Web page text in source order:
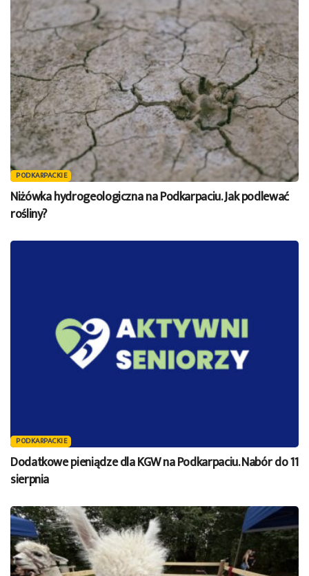
PODKARPACKIE
Niżówka hydrogeologiczna na Podkarpaciu. Jak podlewać
rośliny?
PODKARPACKIE
Dodatkowe pieniądze dla KGW na Podkarpaciu. Nabór do 11
sierpnia